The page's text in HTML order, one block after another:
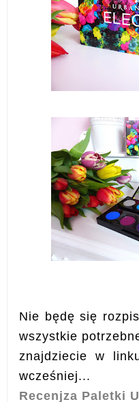
Nie będę się
wszystkie
znajdziecie w
wcześniej...
Recenjza Paletki